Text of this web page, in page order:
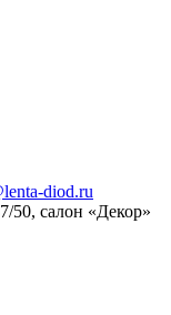
diod.ru
50, салон «Декор»